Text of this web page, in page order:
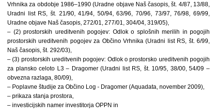
Vrhnika za obdobje 1986–1990 (Uradne objave Naš časopis, št. 4/87, 13/88,
Uradni list RS, št. 21/90, 41/94, 50/94, 63/96, 70/96, 73/97, 76/98, 69/99,
Uradne objave Naš časopis, 272/01, 277/01, 304/04, 319/05),
– (2) prostorskih ureditvenih pogojev: Odlok o splošnih merilih in pogojih
prostorskih ureditvenih pogojev za Občino Vrhnika (Uradni list RS, št. 6/99,
Naš časopis, št. 292/03),
– (3) prostorskih ureditvenih pogojev: Odlok o prostorsko ureditvenih pogojih
za plansko celoto L3 – Dragomer (Uradni list RS, št. 10/95, 38/00, 54/09 –
obvezna razlaga, 80/09),
– Poplavne študije za Občino Log - Dragomer (Aquadata, november 2009),
– prikaza stanja prostora,
– investicijskih namer investitorja OPPN in